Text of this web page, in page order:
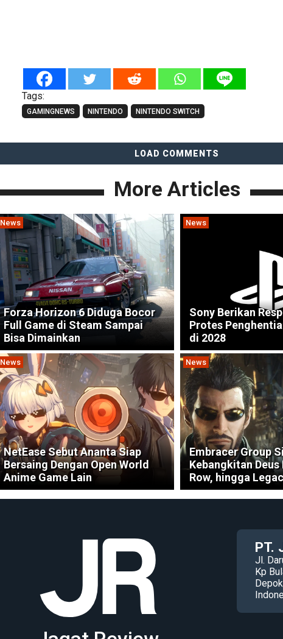
Tags:
GAMINGNEWS NINTENDO NINTENDO SWITCH
LOAD COMMENTS
More Articles
News
Forza Horizon 6 Diduga Bocor
Full Game di Steam Sampai
Bisa Dimainkan
News
Sony Berikan
Protes
di 2028
News
NetEase Sebut Ananta Siap
Bersaing Dengan Open World
Anime Game Lain
News
Embracer Group
Kebangkitan Deus
Row, hingga
PT.
Jl.
Kp